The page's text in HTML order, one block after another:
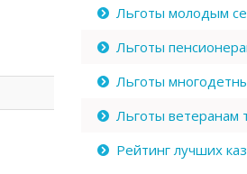
Льготы молодым
Льготы
Льготы
Льготы ветеранам
Рейтинг лучших